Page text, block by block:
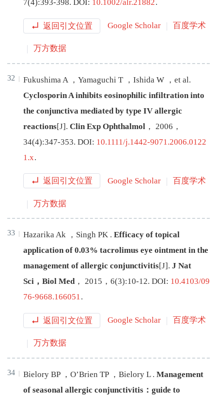
7(4):393-398. DOI: 10.1002/alr.21882.
返回引文位置 Google Scholar 百度学术
万方数据
32 FukushimaA ， Yamaguchi T ， Ishida W ， et al.
Cyclosporin A inhibits eosinophilic infiltration into
the conjunctiva mediated by type IV allergic
reactions[J]. Clin Exp Ophthalmol ， 2006 ，
34(4):347-353. DOI: 10.1111/j.1442-9071.2006.0122
1.x.
返回引文位置 Google Scholar 百度学术
万方数据
33 HazarikaAk ， Singh PK . Efficacy of topical
application of 0.03% tacrolimus eye ointment in the
management of allergic conjunctivitis[J] . J Nat
Sci，Biol Med， 2015 ， 6(3):10-12. DOI: 10.4103/09
76-9668.166051.
返回引文位置 Google Scholar 百度学术
万方数据
34 Bielory BP ， O’Brien TP ， Bielory L . Management
of seasonal allergic conjunctivitis：guide to